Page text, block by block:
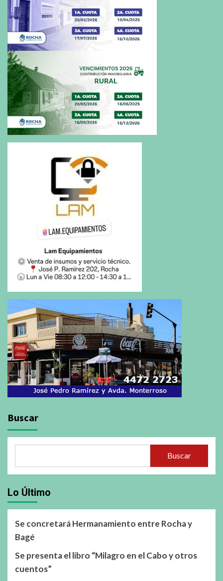
Buscar
Buscar
Lo Último
Se concretará Hermanamiento entre Rocha y
Bagé
Se presenta el libro “Milagro en el Cabo y otros
cuentos”